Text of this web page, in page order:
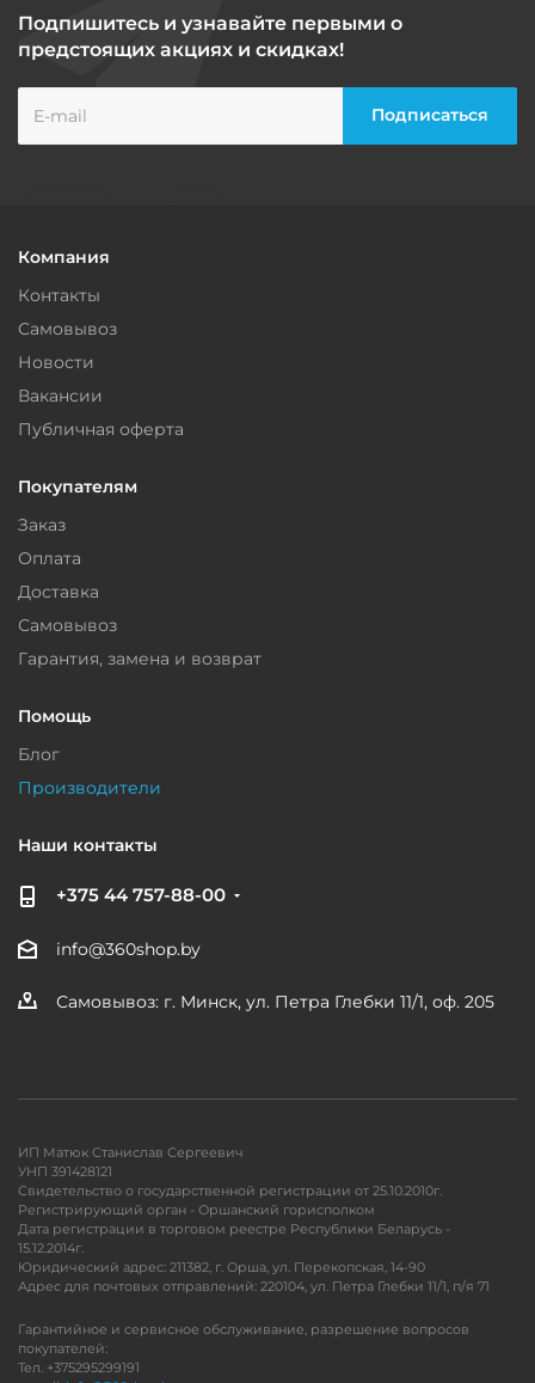
Подпишитесь и узнавайте первыми о
предстоящих акциях и скидках!
Компания
Контакты
Самовывоз
Новости
Вакансии
Публичная оферта
Покупателям
Заказ
Оплата
Доставка
Самовывоз
Гарантия, замена и возврат
Помощь
Блог
Производители
Наши контакты
+375 44 757-88-00
info@360shop.by
Самовывоз: г. Минск, ул. Петра Глебки 11/1, оф. 205
ИП Матюк Станислав Сергеевич
УНП 391428121
Свидетельство о государственной регистрации от 25.10.2010г.
Регистрирующий орган - Оршанский горисполком
Дата регистрации в торговом реестре Республики Беларусь -
15.12.2014г.
Юридический адрес: 211382, г. Орша, ул. Перекопская, 14-90
Адрес для почтовых отправлений: 220104, ул. Петра Глебки 11/1, п/я 71
Гарантийное и сервисное обслуживание, разрешение вопросов
покупателей:
Тел. +375295299191